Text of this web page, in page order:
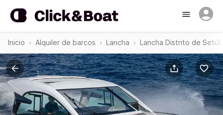
Inicio Alquiler de barcos Lancha Lancha Distrito de